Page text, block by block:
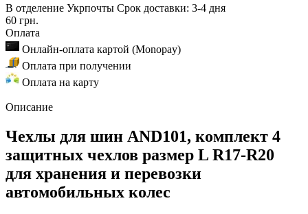
В отделение Укрпочты Срок доставки: 3-4 дня
60 грн.
Оплата
Онлайн-оплата картой (Monopay)
Оплата при получении
Оплата на карту
Описание
Чехлы для шин AND101, комплект 4
защитных чехлов размер L R17-R20
для хранения и перевозки
автомобильных колес